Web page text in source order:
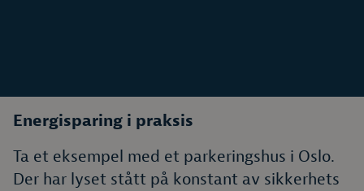
Energisparing i praksis
Ta et eksempel med et parkeringshus i Oslo.
Der har lyset stått på konstant av sikkerhets